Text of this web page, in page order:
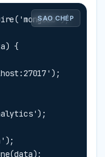
SAO CHÉP
{